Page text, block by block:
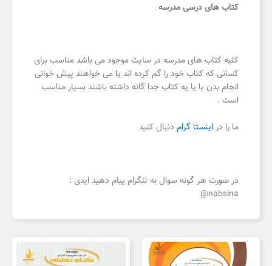
کتاب های درسی مدرسه
کلیه کتاب های مدرسه در سایت موجود می باشد مناسب برای
کسانی که کتاب خود را گم کرده اند یا می خواهند پیش خوانی
انجام بدن یا یا یه کتاب جدا گانه داشته باشند بسیار مناسب
است .
ما را دراینستا گرام دنبال کنید
در صورت هر گونه سوال به تلگرام پیام دهید ایدی :
nabsina@